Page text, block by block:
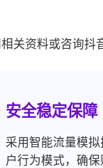
关资料或咨询抖
安全稳定保障
采用智能流量模
户行为模式，确